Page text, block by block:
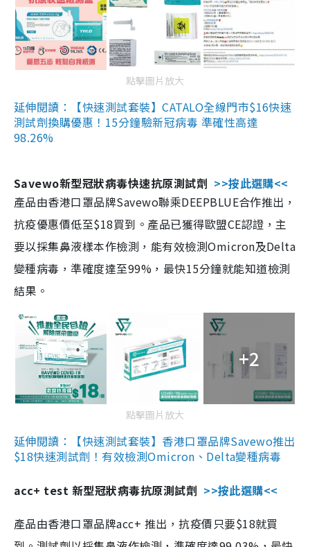
點擊圖片放大
延伸閱讀：【快速測試套裝】CATALO全線門市$16快速
測試劑換購優惠！15分鐘驗新冠病毒 準確性高達
98.26%
Savewo新型冠狀病毒快速抗原測試劑 >>按此選購<<
產品由香港口罩品牌Savewo聯乘DEEPBLUE合作推出，
抗疫優惠價低至$18買到。產品已獲得歐盟CE認證，主
要以採集鼻液樣本作檢測，能有效檢測Omicron及Delta
變種病毒，準確度達至99%，最快15分鐘就能知道檢測
結果。
+2
點擊圖片放大
延伸閱讀：【快速測試套裝】香港口罩品牌Savewo推出
$18快速測試劑！有效檢測Omicron、Delta變種病毒
acc+ test 新型冠狀病毒抗原測試劑 >>按此選購<<
產品由香港口罩品牌acc+ 推出，抗疫價只要$18就買